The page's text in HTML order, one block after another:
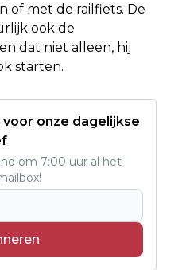
of met de railfiets. De
ook de
dat niet alleen, hij
starten.
voor onze dagelijkse
om 7:00 uur al het